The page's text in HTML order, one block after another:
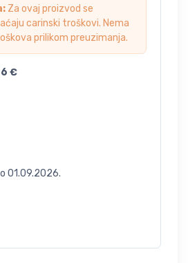
Za ovaj proizvod se
carinski troškovi. Nema
prilikom preuzimanja.
€
01.09.2026.